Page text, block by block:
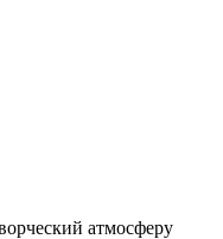
атмосферу